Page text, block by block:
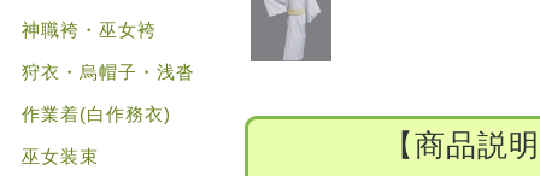
【商品説
神職袴・巫女袴
狩衣・烏帽子・浅沓
作業着(白作務衣)
巫女装束